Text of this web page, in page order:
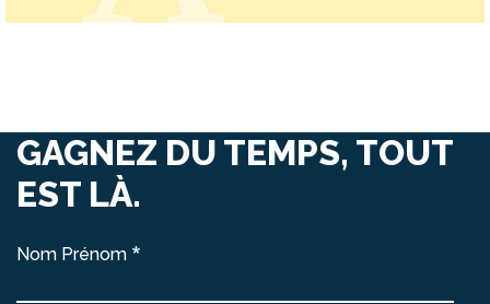
GAGNEZ DU TEMPS, TOUT
EST LÀ.
Nom Prénom